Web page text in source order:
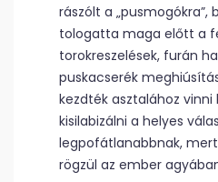
rászólt a
tologatta maga előtt a
torokreszelések, furán
puskacserék
kezdték asztalához
kisilabizálni a helyes
legpofátlanabbnak,
rögzül az ember